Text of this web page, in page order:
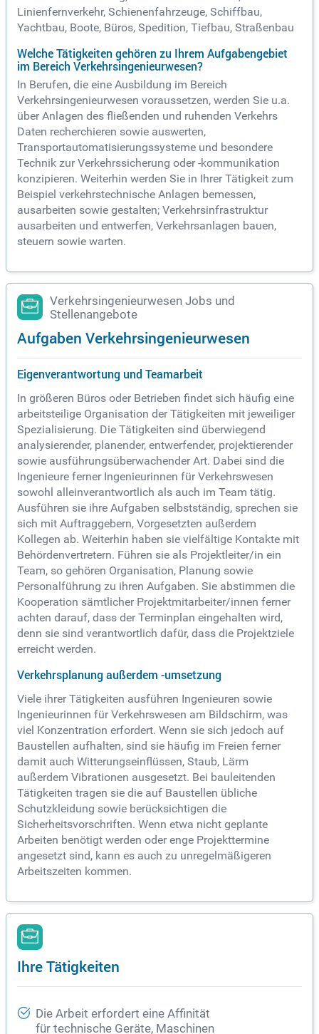
Linienfernverkehr, Schienenfahrzeuge, Schiffbau,
Yachtbau, Boote, Büros, Spedition, Tiefbau, Straßenbau
Welche Tätigkeiten gehören zu Ihrem Aufgabengebiet
im Bereich Verkehrsingenieurwesen?
In Berufen, die eine Ausbildung im Bereich
Verkehrsingenieurwesen voraussetzen, werden Sie u.a.
über Anlagen des fließenden und ruhenden Verkehrs
Daten recherchieren sowie auswerten,
Transportautomatisierungssysteme und besondere
Technik zur Verkehrssicherung oder -kommunikation
konzipieren. Weiterhin werden Sie in Ihrer Tätigkeit zum
Beispiel verkehrstechnische Anlagen bemessen,
ausarbeiten sowie gestalten; Verkehrsinfrastruktur
ausarbeiten und entwerfen, Verkehrsanlagen bauen,
steuern sowie warten.
Verkehrsingenieurwesen Jobs und
Stellenangebote
Aufgaben Verkehrsingenieurwesen
Eigenverantwortung und Teamarbeit
In größeren Büros oder Betrieben findet sich häufig eine
arbeitsteilige Organisation der Tätigkeiten mit jeweiliger
Spezialisierung. Die Tätigkeiten sind überwiegend
analysierender, planender, entwerfender, projektierender
sowie ausführungsüberwachender Art. Dabei sind die
Ingenieure ferner Ingenieurinnen für Verkehrswesen
sowohl alleinverantwortlich als auch im Team tätig.
Ausführen sie ihre Aufgaben selbstständig, sprechen sie
sich mit Auftraggebern, Vorgesetzten außerdem
Kollegen ab. Weiterhin haben sie vielfältige Kontakte mit
Behördenvertretern. Führen sie als Projektleiter/in ein
Team, so gehören Organisation, Planung sowie
Personalführung zu ihren Aufgaben. Sie abstimmen die
Kooperation sämtlicher Projektmitarbeiter/innen ferner
achten darauf, dass der Terminplan eingehalten wird,
denn sie sind verantwortlich dafür, dass die Projektziele
erreicht werden.
Verkehrsplanung außerdem -umsetzung
Viele ihrer Tätigkeiten ausführen Ingenieuren sowie
Ingenieurinnen für Verkehrswesen am Bildschirm, was
viel Konzentration erfordert. Wenn sie sich jedoch auf
Baustellen aufhalten, sind sie häufig im Freien ferner
damit auch Witterungseinflüssen, Staub, Lärm
außerdem Vibrationen ausgesetzt. Bei bauleitenden
Tätigkeiten tragen sie die auf Baustellen übliche
Schutzkleidung sowie berücksichtigen die
Sicherheitsvorschriften. Wenn etwa nicht geplante
Arbeiten benötigt werden oder enge Projekttermine
angesetzt sind, kann es auch zu unregelmäßigeren
Arbeitszeiten kommen.
Ihre Tätigkeiten
Die Arbeit erfordert eine Affinität
für technische Geräte, Maschinen